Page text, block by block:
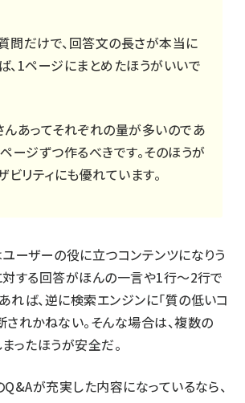
問だけで、回答文の長さが本当に
、1ページにまとめたほうがいいで
んあってそれぞれの量が多いのであ
ージずつ作るべきです。そのほうが
リティにも優れています。
ーザーの役に立つコンテンツになりう
対する回答がほんの一言や1行～2行で
れば、逆に検索エンジンに「質の低いコ
されかねない。そんな場合は、複数の
ったほうが安全だ。
Q&Aが充実した内容になっているなら、